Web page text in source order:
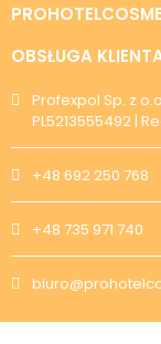
OBSŁUGA
Profexpol Sp. z
PL5213555492 |
+48 692 250 768
+48 735 971 740